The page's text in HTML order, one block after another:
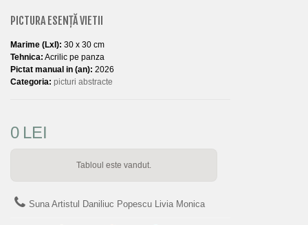
PICTURA ESENȚĂ VIETII
Marime (LxI): 30 x 30 cm
Tehnica: Acrilic pe panza
Pictat manual in (an): 2026
Categoria: picturi abstracte
0 LEI
Tabloul este vandut.
Suna Artistul Daniliuc Popescu Livia Monica